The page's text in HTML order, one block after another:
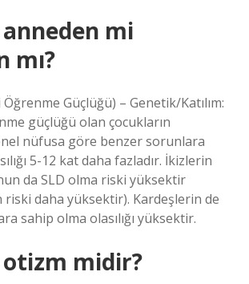
mi
mı?
Güçlüğü) – Genetik/Katılım:
güçlüğü olan çocukların
nüfusa göre benzer sorunlara
5-12 kat daha fazladır. İkizlerin
da SLD olma riski yüksektir
riski daha yüksektir). Kardeşlerin de
sahip olma olasılığı yüksektir.
otizm midir?